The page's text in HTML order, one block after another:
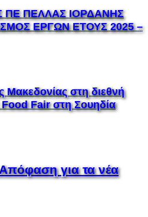
ΠΕ ΠΕΛΛΑΣ ΙΟΡΔΑΝΗΣ
ΕΡΓΩΝ ΕΤΟΥΣ 2025 –
Μακεδονίας στη διεθνή
Fair στη Σουηδία
για τα νέα